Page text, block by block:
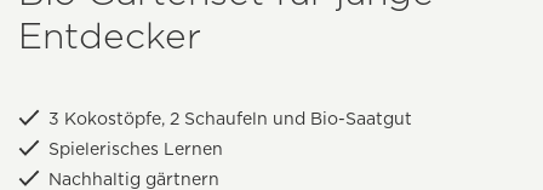
Entdecker
3 Kokostöpfe, 2 Schaufeln und Bio-Saatgut
Spielerisches Lernen
Nachhaltig gärtnern